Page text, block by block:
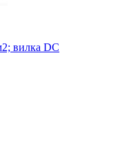
вилка DC